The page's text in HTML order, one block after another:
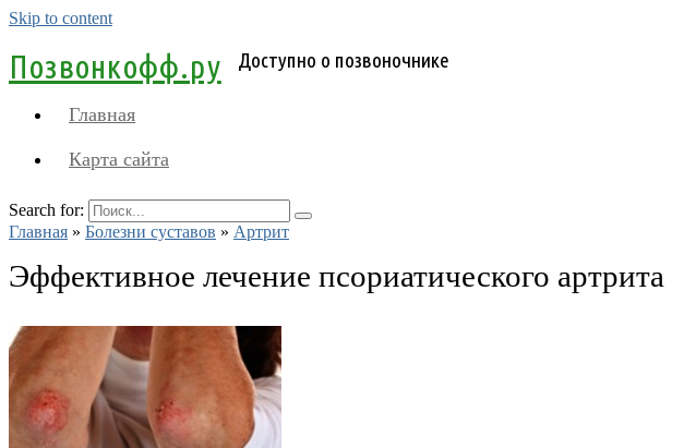
Skip to content
Позвонкофф.ру Доступно о позвоночнике
Главная
Карта сайта
Search for:
Главная » Болезни суставов » Артрит
Эффективное лечение псориатического артрита